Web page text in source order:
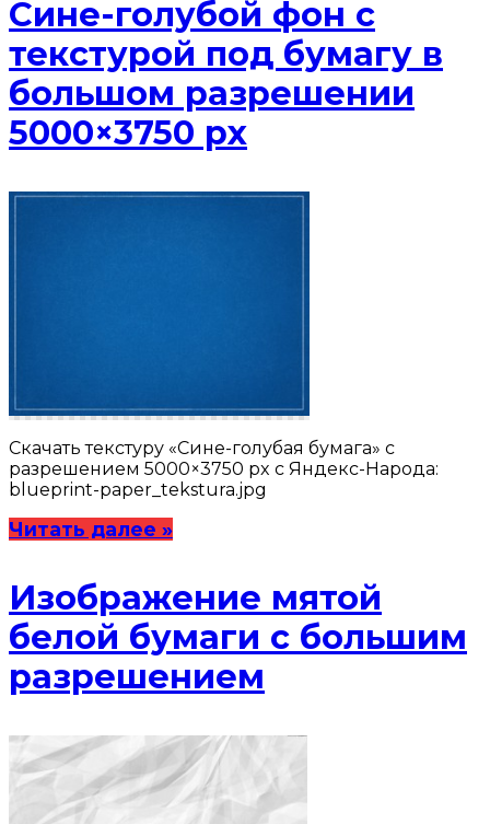
Сине-голубой фон с
текстурой под бумагу в
большом разрешении
5000×3750 px
Скачать текстуру «Сине-голубая бумага» с
разрешением 5000×3750 px с Яндекс-Народа:
blueprint-paper_tekstura.jpg
Читать далее »
Изображение мятой
белой бумаги с большим
разрешением